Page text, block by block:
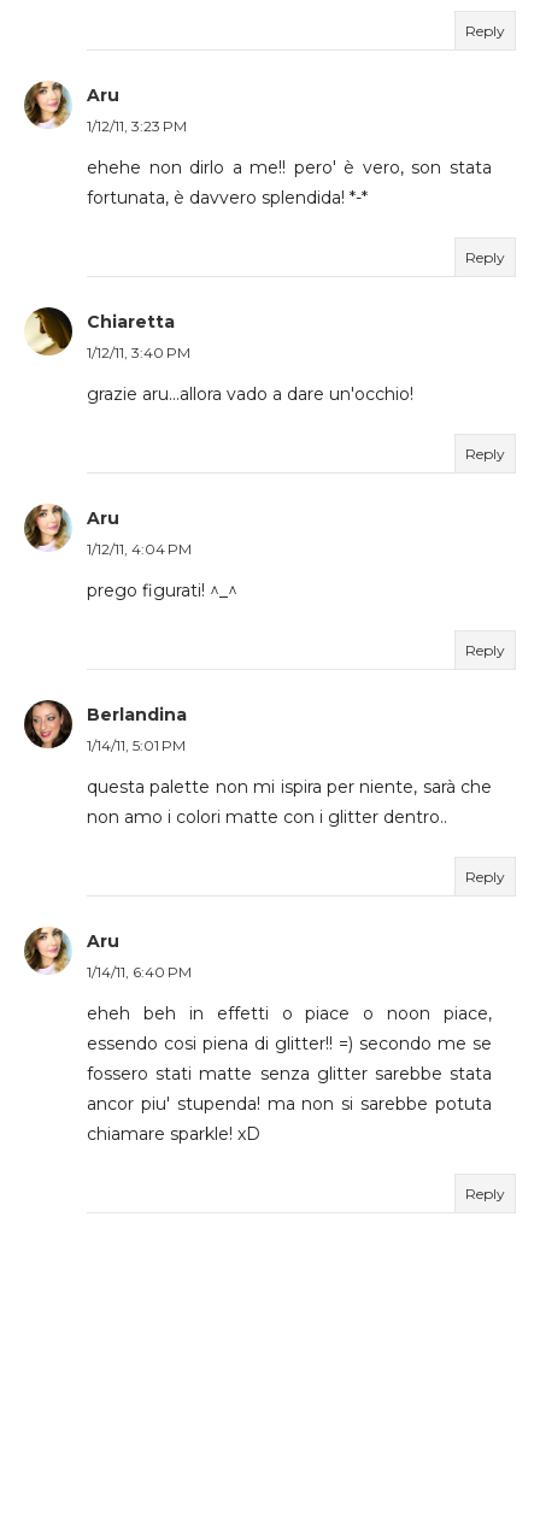
Reply
Aru
1/12/11, 3:23 PM
ehehe non dirlo a me!! pero' è vero, son stata
fortunata, è davvero splendida! *-*
Reply
Chiaretta
1/12/11, 3:40 PM
grazie aru...allora vado a dare un'occhio!
Reply
Aru
1/12/11, 4:04 PM
prego figurati! ^_^
Reply
Berlandina
1/14/11, 5:01 PM
questa palette non mi ispira per niente, sarà che
non amo i colori matte con i glitter dentro..
Reply
Aru
1/14/11, 6:40 PM
eheh beh in effetti o piace o noon piace,
essendo cosi piena di glitter!! =) secondo me se
fossero stati matte senza glitter sarebbe stata
ancor piu' stupenda! ma non si sarebbe potuta
chiamare sparkle! xD
Reply